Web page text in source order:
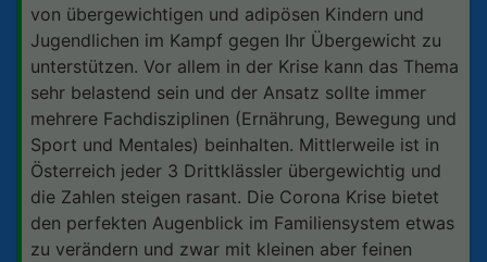
von übergewichtigen und adipösen Kindern und
Jugendlichen im Kampf gegen Ihr Übergewicht zu
unterstützen. Vor allem in der Krise kann das Thema
sehr belastend sein und der Ansatz sollte immer
mehrere Fachdisziplinen (Ernährung, Bewegung und
Sport und Mentales) beinhalten. Mittlerweile ist in
Österreich jeder 3 Drittklässler übergewichtig und
die Zahlen steigen rasant. Die Corona Krise bietet
den perfekten Augenblick im Familiensystem etwas
zu verändern und zwar mit kleinen aber feinen